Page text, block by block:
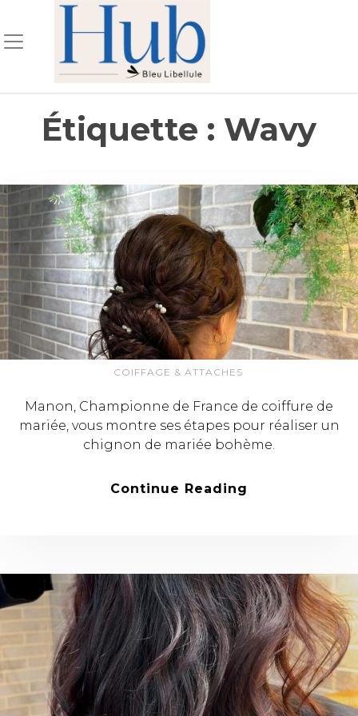
content
Étiquette : Wavy
COIFFAGE & ATTACHES
Manon, Championne de France de coiffure de
mariée, vous montre ses étapes pour réaliser un
chignon de mariée bohème.
Continue Reading